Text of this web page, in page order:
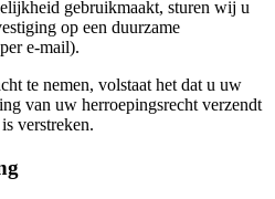
gebruikmaakt, sturen wij u
op een duurzame
e-mail).
te nemen, volstaat het dat u uw
van uw herroepingsrecht verzendt
verstreken.